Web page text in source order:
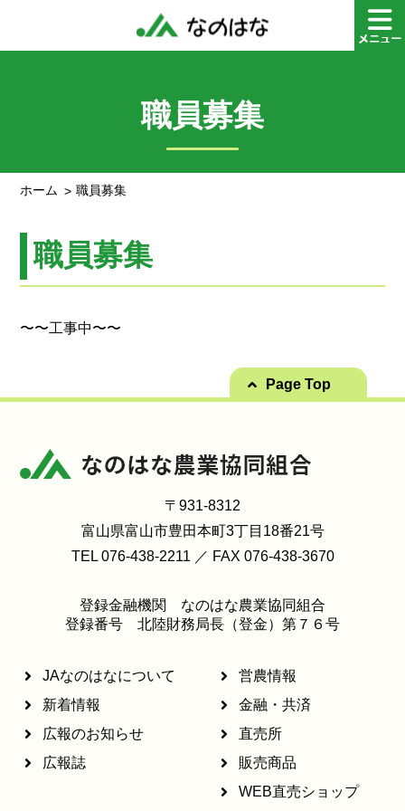
職員募集
ホーム 職員募集
職員募集
〜〜工事中〜〜
Page Top
〒931-8312
富山県富山市豊田本町3丁目18番21号
TEL 076-438-2211 ／ FAX 076-438-3670
登録金融機関 なのはな農業協同組合
登録番号 北陸財務局長（登金）第７６号
JAなのはなについて
新着情報
広報のお知らせ
広報誌
営農情報
金融・共済
直売所
販売商品
WEB直売ショップ